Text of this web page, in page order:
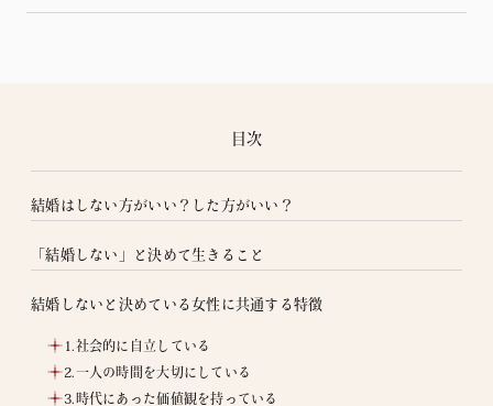
目次
結婚はしない方がいい？した方がいい？
「結婚しない」と決めて生きること
結婚しないと決めている女性に共通する特徴
1.社会的に自立している
2.一人の時間を大切にしている
3.時代にあった価値観を持っている